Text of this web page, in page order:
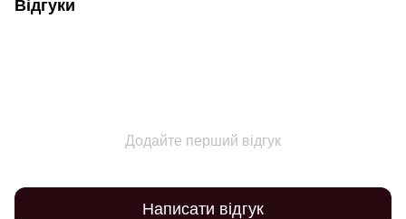
Відгуки
Додайте перший відгук
Написати відгук